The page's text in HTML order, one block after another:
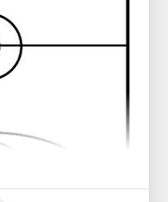
rolt de bal onder
speler door /